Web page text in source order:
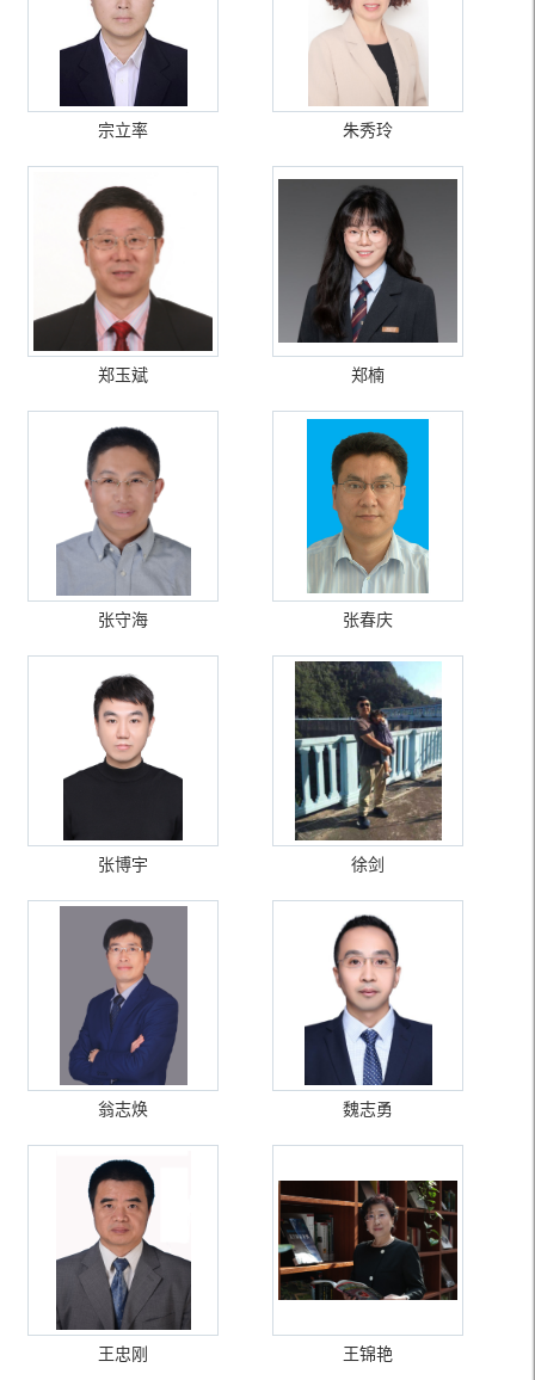
宗立率 朱秀玲
郑玉斌 郑楠
张守海 张春庆
张博宇 徐剑
翁志焕 魏志勇
王忠刚 王锦艳